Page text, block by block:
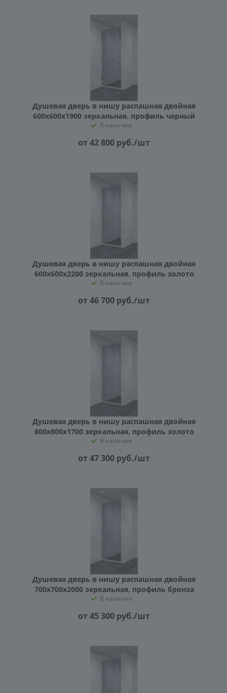
Душевая дверь в нишу распашная двойная
600х600х1900 зеркальная, профиль черный
В наличии
от 42 800 руб./шт
Душевая дверь в нишу распашная двойная
600х600х2200 зеркальная, профиль золото
В наличии
от 46 700 руб./шт
Душевая дверь в нишу распашная двойная
800х800х1700 зеркальная, профиль золото
В наличии
от 47 300 руб./шт
Душевая дверь в нишу распашная двойная
700х700х2000 зеркальная, профиль бронза
В наличии
от 45 300 руб./шт